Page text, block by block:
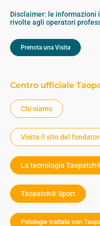
Disclaimer: le informazioni
rivolte agli operatori
Prenota una Visita
Centro ufficiale
Chi siamo
Visita il sito del
La tecnologia
Taopatch® Sport
Patologie trattate con